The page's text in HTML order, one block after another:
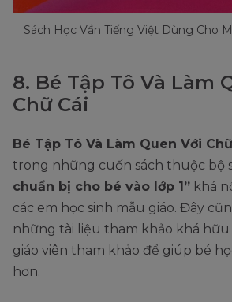
Sách Học Vần Tiếng Việt Dùng Cho
8. Bé Tập Tô Và Làm
Chữ Cái
Bé Tập Tô Và Làm Quen Với
trong những cuốn sách thuộc bộ
chuẩn bị cho bé vào lớp 1” khá
các em học sinh mẫu giáo. Đây
những tài liệu tham khảo khá hữu
giáo viên tham khảo để giúp bé
hơn.